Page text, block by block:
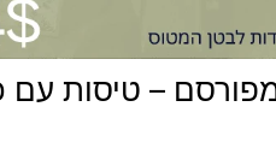
– טיסות עם